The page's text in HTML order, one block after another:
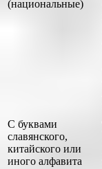
(национальные)
С буквами
славянского,
китайского или
иного алфавита